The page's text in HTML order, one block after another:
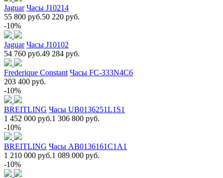
Jaguar Часы J10214
55 800 руб.50 220 руб.
-10%
Jaguar Часы J10102
54 760 руб.49 284 руб.
Frederique Constant Часы FC-333N4C6
203 400 руб.
-10%
BREITLING Часы UB0136251L1S1
1 452 000 руб.1 306 800 руб.
-10%
BREITLING Часы AB0136161C1A1
1 210 000 руб.1 089 000 руб.
-10%